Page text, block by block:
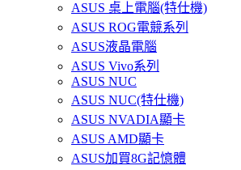
ASUS 桌上電腦(特仕機)
ASUS ROG電競系列
ASUS液晶電腦
ASUS Vivo系列
ASUS NUC
ASUS NUC(特仕機)
ASUS NVADIA顯卡
ASUS AMD顯卡
ASUS加買8G記憶體